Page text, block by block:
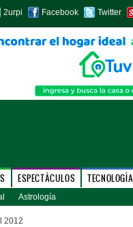
2urpi Facebook Twitter
ESPECTÁCULOS TECNOLOGÍA
Astrología
2012